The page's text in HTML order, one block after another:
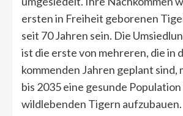
ersten in Freiheit geborenen
seit 70 Jahren sein. Die
ist die erste von mehreren, die in
kommenden Jahren geplant sind,
bis 2035 eine gesunde
wildlebenden Tigern aufzubauen.